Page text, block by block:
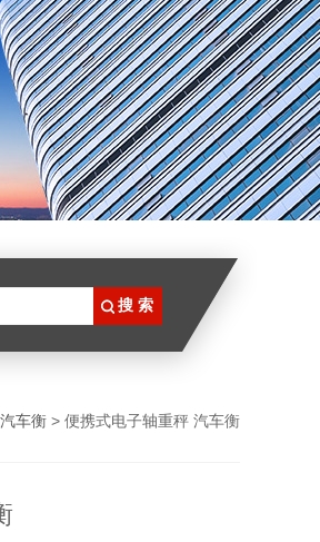
车衡 > 便携式电子轴重秤 汽车衡